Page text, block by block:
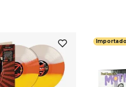
Importado